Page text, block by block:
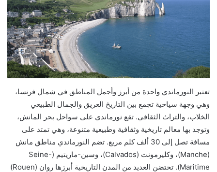
تعتبر النورماندي واحدة من أبرز وأجمل المناطق في شمال فرنسا،
وهي وجهة سياحية تجمع بين التاريخ العريق والجمال الطبيعي
الخلاب، والتراث الثقافي. تقع نورماندي على سواحل بحر المانش،
وتوجد بها معالم تاريخية وثقافية وطبيعية متنوعة، وهي تمتد على
مسافة تصل إلى 30 ألف كلم مربع. تضم النورماندي مناطق مانش
(Manche)، وكليرمونت (Calvados)، وسين-ماريتيم (Seine-
Maritime). تحتضن العديد من المدن التاريخية أبرزها روان (Rouen)